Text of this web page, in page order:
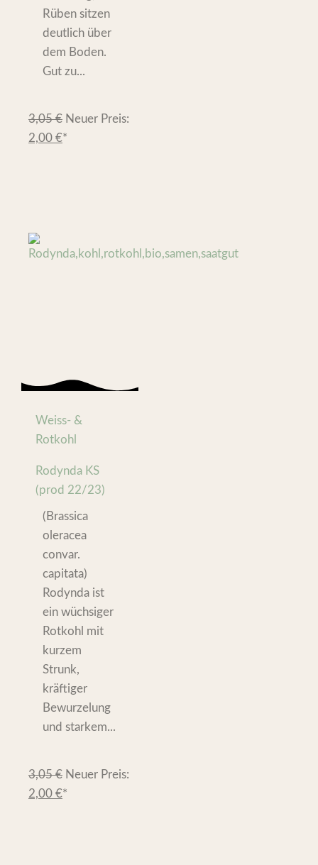
Rüben sitzen
deutlich über
dem Boden.
Gut zu...
3,05€ Neuer Preis:
2,00 €*
Weiss- &
Rotkohl
Rodynda KS
(prod 22/23)
(Brassica
oleracea
convar.
capitata)
Rodynda ist
ein wüchsiger
Rotkohl mit
kurzem
Strunk,
kräftiger
Bewurzelung
und starkem...
3,05€ Neuer Preis:
2,00 €*